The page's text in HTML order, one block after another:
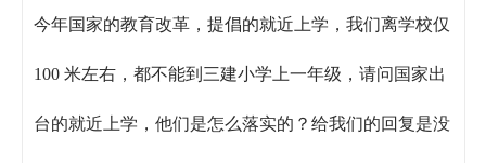
今年国家的教育改革，提倡的就近上学，我们离学校仅
100 米左右，都不能到三建小学上一年级，请问国家出
台的就近上学，他们是怎么落实的？给我们的回复是没